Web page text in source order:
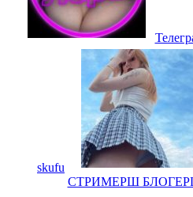
skufu
СТРИМЕРШ